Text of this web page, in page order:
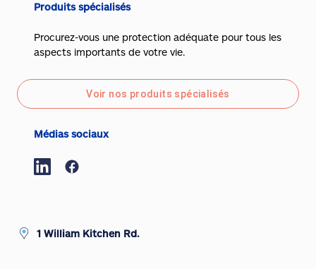
Produits spécialisés
Procurez-vous une protection adéquate pour tous les
aspects importants de votre vie.
Voir nos produits spécialisés
Médias sociaux
1 William Kitchen Rd.